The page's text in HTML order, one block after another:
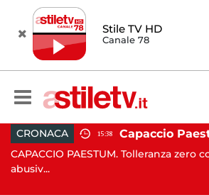
Stile TV HD
Canale 78
CRONACA 15:38
CAPACCIO PAESTUM. Tolleranza zero
abusiv...